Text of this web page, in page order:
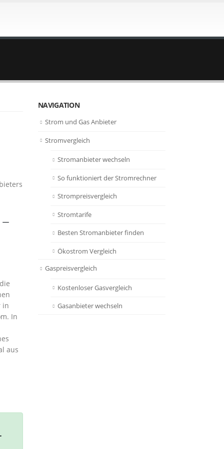
in
In
aus
NAVIGATION
Strom und Gas Anbieter
Stromvergleich
Stromanbieter wechseln
So funktioniert der Stromrechner
Strompreisvergleich
Stromtarife
Besten Stromanbieter finden
Ökostrom Vergleich
Gaspreisvergleich
Kostenloser Gasvergleich
Gasanbieter wechseln